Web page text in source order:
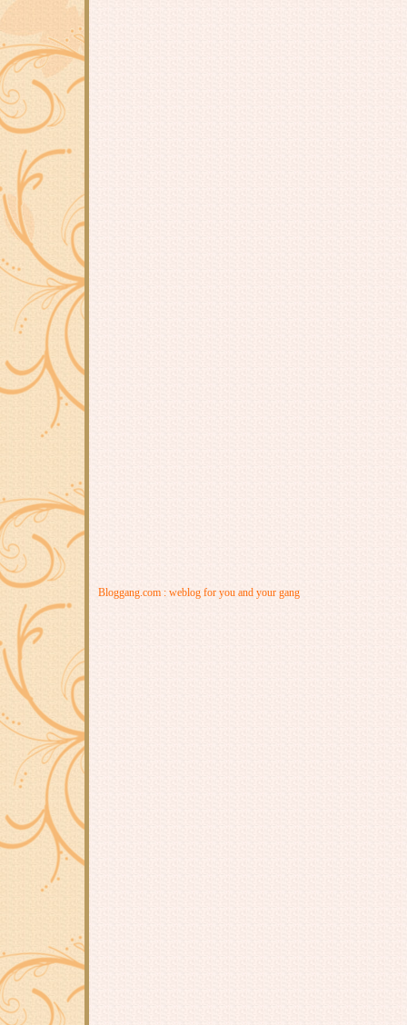
Bloggang.com : weblog for you and your gang